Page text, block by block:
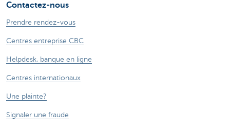
Contactez-nous
Prendre rendez-vous
Centres entreprise CBC
Helpdesk, banque en ligne
Centres internationaux
Une plainte?
Signaler une fraude